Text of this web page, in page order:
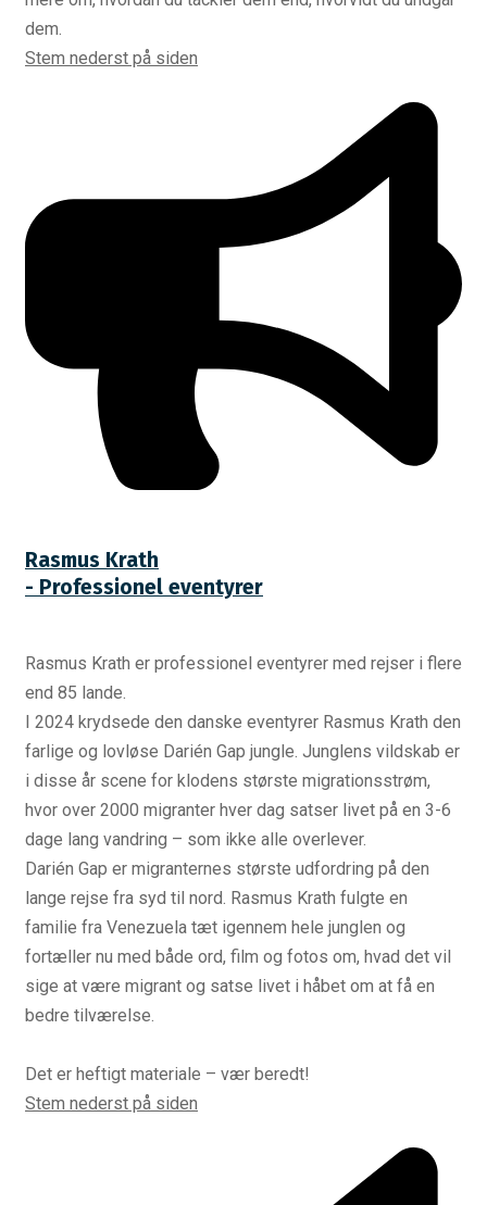
dem.
Stem nederst på siden
Rasmus Krath
- Professionel eventyrer
Rasmus Krath er professionel eventyrer med rejser i flere
end 85 lande.
I 2024 krydsede den danske eventyrer Rasmus Krath den
farlige og lovløse Darién Gap jungle. Junglens vildskab er
i disse år scene for klodens største migrationsstrøm,
hvor over 2000 migranter hver dag satser livet på en 3-6
dage lang vandring – som ikke alle overlever.
Darién Gap er migranternes største udfordring på den
lange rejse fra syd til nord. Rasmus Krath fulgte en
familie fra Venezuela tæt igennem hele junglen og
fortæller nu med både ord, film og fotos om, hvad det vil
sige at være migrant og satse livet i håbet om at få en
bedre tilværelse.
Det er heftigt materiale – vær beredt!
Stem nederst på siden